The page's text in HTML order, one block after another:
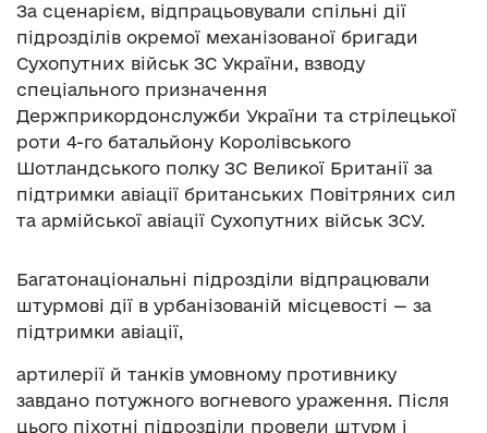
За сценарієм, відпрацьовували спільні дії
підрозділів окремої механізованої бригади
Сухопутних військ ЗС України, взводу
спеціального призначення
Держприкордонслужби України та стрілецької
роти 4-го батальйону Королівського
Шотландського полку ЗС Великої Британії за
підтримки авіації британських Повітряних сил
та армійської авіації Сухопутних військ ЗСУ.
Багатонаціональні підрозділи відпрацювали
штурмові дії в урбанізованій місцевості — за
підтримки авіації,
артилерії й танків умовному противнику
завдано потужного вогневого ураження. Після
цього піхотні підрозділи провели штурм і